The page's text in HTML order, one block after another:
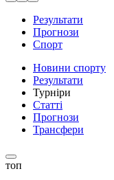
Результати
Прогнози
Спорт
Новини спорту
Результати
Турніри
Статті
Прогнози
Трансфери
топ